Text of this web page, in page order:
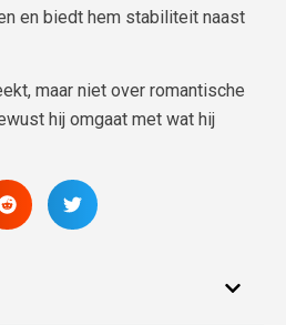
en biedt hem stabiliteit naast
maar niet over romantische
hij omgaat met wat hij